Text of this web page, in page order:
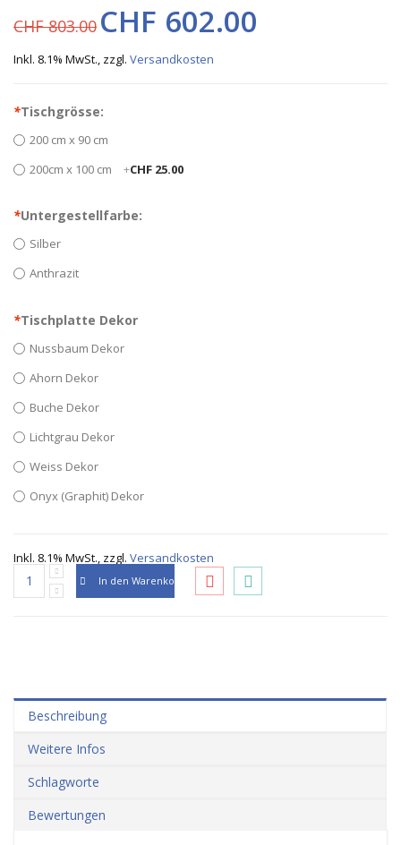
CHF 803.00 CHF 602.00
Inkl. 8.1% MwSt., zzgl. Versandkosten
*Tischgrösse:
200 cm x 90 cm
200cm x 100 cm
+CHF 25.00
*Untergestellfarbe:
Silber
Anthrazit
*Tischplatte Dekor
Nussbaum Dekor
Ahorn Dekor
Buche Dekor
Lichtgrau Dekor
Weiss Dekor
Onyx (Graphit) Dekor
Inkl. 8.1% MwSt. zzgl. Versandkosten
In den Warenkorb
Beschreibung
Weitere Infos
Schlagworte
Bewertungen